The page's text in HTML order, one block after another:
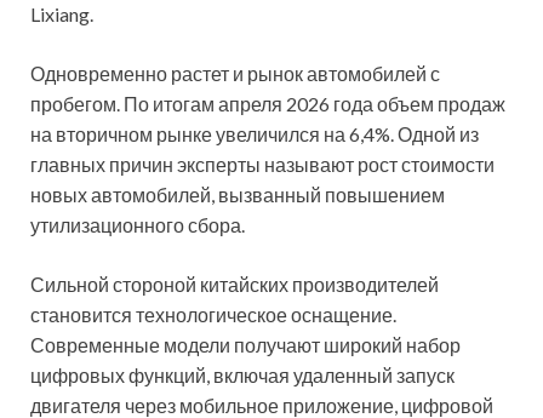
Lixiang.
Одновременно растет и рынок автомобилей с
пробегом. По итогам апреля 2026 года объем продаж
на вторичном рынке увеличился на 6,4%. Одной из
главных причин эксперты называют рост стоимости
новых автомобилей, вызванный повышением
утилизационного сбора.
Сильной стороной китайских производителей
становится технологическое оснащение.
Современные модели получают широкий набор
цифровых функций, включая удаленный запуск
двигателя через мобильное приложение, цифровой